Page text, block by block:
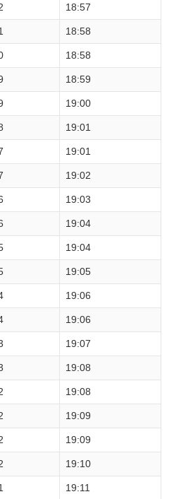
18:57
18:58
18:58
18:59
19:00
19:01
19:01
19:02
19:03
19:04
19:04
19:05
19:06
19:06
19:07
19:08
19:08
19:09
19:09
19:10
19:11